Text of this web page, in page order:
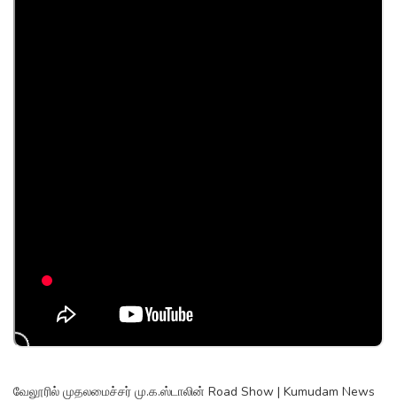
வேலூரில் முதலமைச்சர் மு.க.ஸ்டாலின் Road Show | Kumudam News